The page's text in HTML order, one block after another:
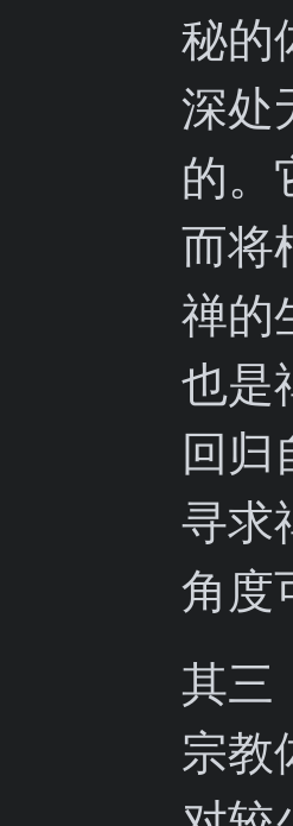
秘的
深处
的。
而将
禅的
也是
回归
寻求
角度
其三
宗教